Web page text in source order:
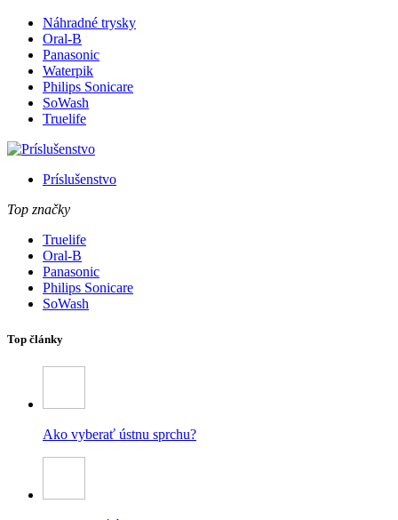
Náhradné trysky
Oral-B
Panasonic
Waterpik
Philips Sonicare
SoWash
Truelife
Príslušenstvo
Top značky
Truelife
Oral-B
Panasonic
Philips Sonicare
SoWash
Top články
Ako vyberať ústnu sprchu?